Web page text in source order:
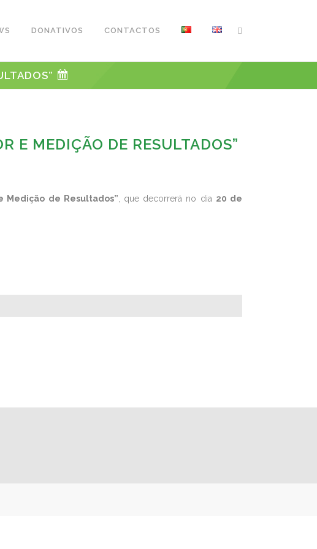
DONATIVOS CONTACTOS
E MEDIÇÃO DE RESULTADOS”
Medição de Resultados” , que decorrerá no dia 20 de